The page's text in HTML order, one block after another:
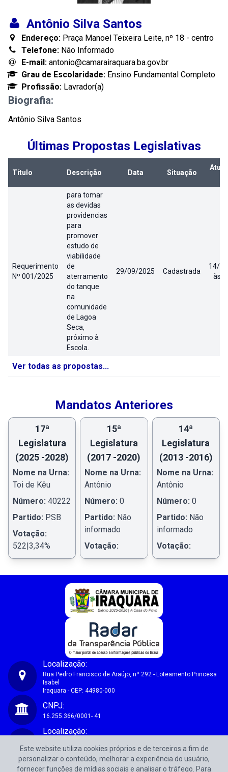
Antônio Silva Santos
Endereço: Praça Manoel Teixeira Leite, nº 18 - centro
Telefone: Não Informado
E-mail: antonio@camarairaquara.ba.gov.br
Grau de Escolaridade: Ensino Fundamental Completo
Profissão: Lavrador(a)
Biografia:
Antônio Silva Santos
Últimas Propostas Legislativas
Título Descrição Data Situação
Requerimento
Nº 001/2025
para tomar
as devidas
providencias
para
promover
estudo de
viabilidade
de
aterramento
do tanque
na
comunidade
de Lagoa
Seca,
próximo à
Escola.
29/09/2025 Cadastrada
14/
às
Ver todas as propostas...
Mandatos Anteriores
17ª
Legislatura
(2025 -2028)
Nome na Urna:
Toi de Kêu
Número: 40222
Partido: PSB
Votação:
522|3,34%
15ª
Legislatura
(2017 -2020)
Nome na Urna:
Antônio
Número: 0
Partido: Não
informado
Votação:
14ª
Legislatura
(2013 -2016)
Nome na Urna:
Antônio
Número: 0
Partido: Não
informado
Votação:
Câmara Municipal de Iraquara-BA
Localização:
Rua Pedro Francisco de Araújo, nº 292 - Loteamento Princesa
Isabel
Iraquara - CEP: 44980-000
CNPJ:
16.255.366/0001- 41
Localização:
Isabel
Iraquara - CEP: 44980-000
Este website utiliza cookies próprios e de terceiros a fim de
personalizar o conteúdo, melhorar a experiência do usuário,
fornecer funções de mídias sociais e analisar o tráfego. Para